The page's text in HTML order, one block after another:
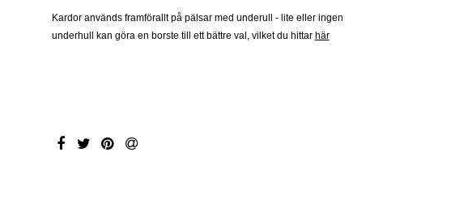
Kardor används framförallt på pälsar med underull - lite eller ingen
underhull kan göra en borste till ett bättre val, vilket du hittar här